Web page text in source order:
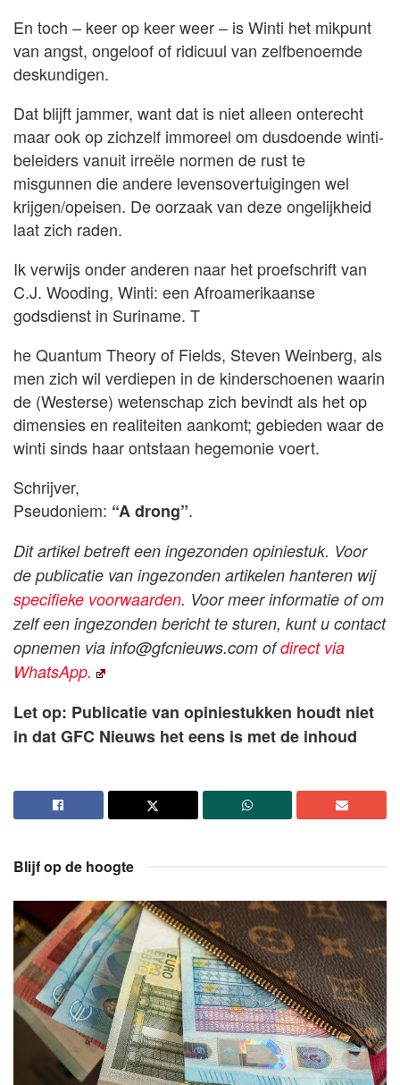
En toch – keer op keer weer – is Winti het mikpunt
van angst, ongeloof of ridicuul van zelfbenoemde
deskundigen.
Dat blijft jammer, want dat is niet alleen onterecht
maar ook op zichzelf immoreel om dusdoende winti-
beleiders vanuit irreële normen de rust te
misgunnen die andere levensovertuigingen wel
krijgen/opeisen. De oorzaak van deze ongelijkheid
laat zich raden.
Ik verwijs onder anderen naar het proefschrift van
C.J. Wooding, Winti: een Afroamerikaanse
godsdienst in Suriname. T
he Quantum Theory of Fields, Steven Weinberg, als
men zich wil verdiepen in de kinderschoenen waarin
de (Westerse) wetenschap zich bevindt als het op
dimensies en realiteiten aankomt; gebieden waar de
winti sinds haar ontstaan hegemonie voert.
Schrijver,
Pseudoniem: “A drong”.
Dit artikel betreft een ingezonden opiniestuk. Voor
de publicatie van ingezonden artikelen hanteren wij
specifieke voorwaarden. Voor meer informatie of om
zelf een ingezonden bericht te sturen, kunt u contact
opnemen via info@gfcnieuws.com ofdirect via
WhatsApp.
Let op: Publicatie van opiniestukken houdt niet
in dat GFC Nieuws het eens is met de inhoud
Blijf op de hoogte